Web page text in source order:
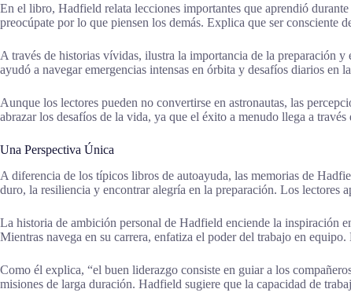
En el libro, Hadfield relata lecciones importantes que aprendió
preocúpate por lo que piensen los demás. Explica que ser consciente
A través de historias vívidas, ilustra la importancia de la preparación
ayudó a navegar emergencias intensas en órbita y desafíos diarios en
Aunque los lectores pueden no convertirse en astronautas, las
abrazar los desafíos de la vida, ya que el éxito a menudo llega a
Una Perspectiva Única
A diferencia de los típicos libros de autoayuda, las memorias de
duro, la resiliencia y encontrar alegría en la preparación. Los lectores
La historia de ambición personal de Hadfield enciende la inspiración
Mientras navega en su carrera, enfatiza el poder del trabajo en
Como él explica, “el buen liderazgo consiste en guiar a los
misiones de larga duración. Hadfield sugiere que la capacidad de